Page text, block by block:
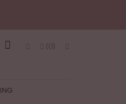
(0)